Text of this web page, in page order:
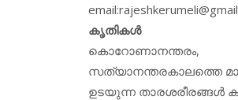
കൃതികള്‍
കൊറോണാനന്തരം,
സത്യാനന്തരകാലത്തെ
ഉടയുന്ന താരശരീരങ്ങള്‍